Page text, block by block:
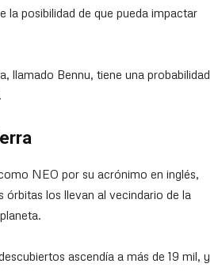
la posibilidad de que pueda impactar
llamado Bennu, tiene una probabilidad
NEO por su acrónimo en inglés,
los llevan al vecindario de la
ascendía a más de 19 mil, y